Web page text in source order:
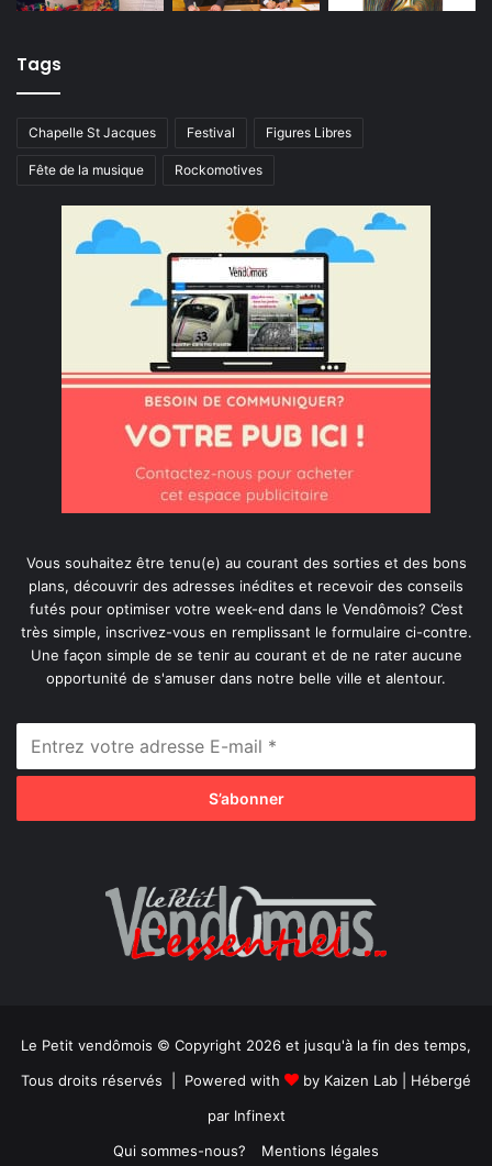
Tags
Chapelle St Jacques Festival Figures Libres
Fête de la musique Rockomotives
Vous souhaitez être tenu(e) au courant des sorties et des bons
plans, découvrir des adresses inédites et recevoir des conseils
futés pour optimiser votre week-end dans le Vendômois? C’est
très simple, inscrivez-vous en remplissant le formulaire ci-contre.
Une façon simple de se tenir au courant et de ne rater aucune
opportunité de s'amuser dans notre belle ville et alentour.
Le Petit vendômois © Copyright 2026 et jusqu'à la fin des temps,
Tous droits réservés | Powered with
by Kaizen Lab | Hébergé
par Infinext
Qui sommes-nous?
Mentions légales